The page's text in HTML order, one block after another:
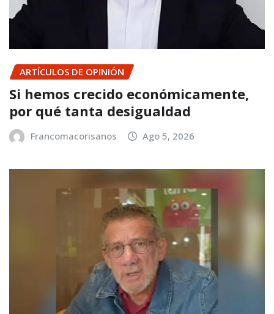
ARTÍCULOS DE OPINIÓN
Si hemos crecido económicamente,
por qué tanta desigualdad
Francomacorisanos Ago 5, 2026